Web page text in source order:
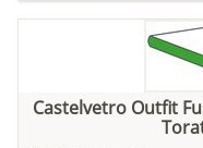
Castelvetro Outfit